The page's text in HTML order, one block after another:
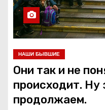
НАШИ БЫВШИЕ
Они так и не
происходит. Ну
продолжаем.